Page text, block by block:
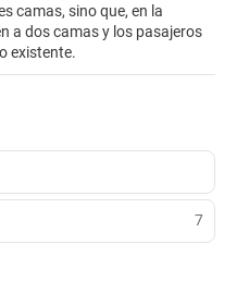
camas, sino que, en la
a dos camas y los pasajeros
existente.
7